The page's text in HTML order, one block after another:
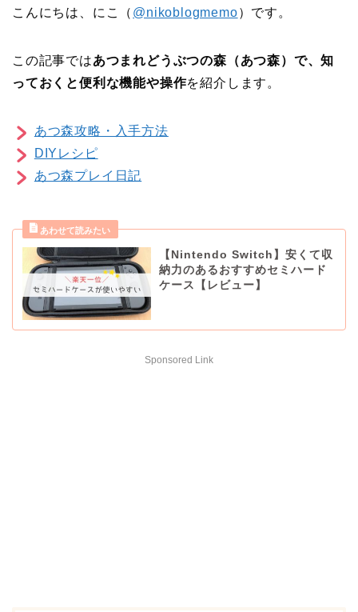
こんにちは、にこ（ @nikoblogmemo）です。
この記事ではあつまれどうぶつの森（あつ森）で、知
っておくと便利な機能や操作を紹介します。
あつ森攻略・入手方法
DIYレシピ
あつ森プレイ日記
【Nintendo Switch】安くて収
納力のあるおすすめセミハード
ケース【レビュー】
Sponsored Link